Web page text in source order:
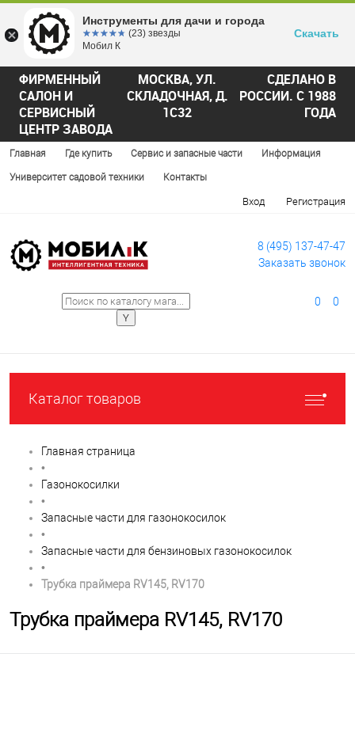
ФИРМЕННЫЙ
САЛОН И
СЕРВИСНЫЙ
ЦЕНТР ЗАВОДА
МОСКВА, УЛ.
СКЛАДОЧНАЯ, Д.
1С32
СДЕЛАНО В
РОССИИ. С 1988
ГОДА
Главная Где купить Сервис и запасные части Информация
Университет садовой техники Контакты
Вход Регистрация
8 (495) 137-47-47
Заказать звонок
0 0
Каталог товаров
Главная страница
•
Газонокосилки
•
Запасные части для газонокосилок
•
Запасные части для бензиновых газонокосилок
•
Трубка праймера RV145, RV170
Трубка праймера RV145, RV170
Инструменты для дачи и города
☆☆☆☆☆
★★★★★ (23) звезды
Мобил К
Скачать